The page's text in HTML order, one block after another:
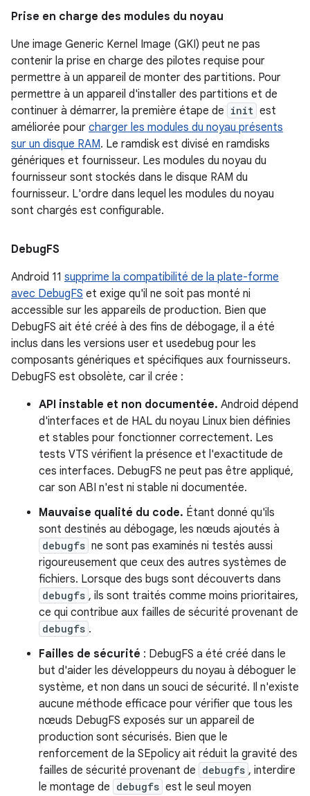
Prise en charge des modules du noyau
Une image Generic Kernel Image (GKI) peut ne pas
contenir la prise en charge des pilotes requise pour
permettre à un appareil de monter des partitions. Pour
permettre à un appareil d'installer des partitions et de
continuer à démarrer, la première étape de init est
améliorée pour charger les modules du noyau présents
sur un disque RAM. Le ramdisk est divisé en ramdisks
génériques et fournisseur. Les modules du noyau du
fournisseur sont stockés dans le disque RAM du
fournisseur. L'ordre dans lequel les modules du noyau
sont chargés est configurable.
DebugFS
Android 11 supprime la compatibilité de la plate-forme
avec DebugFS et exige qu'il ne soit pas monté ni
accessible sur les appareils de production. Bien que
DebugFS ait été créé à des fins de débogage, il a été
inclus dans les versions user et usedebug pour les
composants génériques et spécifiques aux fournisseurs.
DebugFS est obsolète, car il crée :
API instable et non documentée. Android dépend
d'interfaces et de HAL du noyau Linux bien définies
et stables pour fonctionner correctement. Les
tests VTS vérifient la présence et l'exactitude de
ces interfaces. DebugFS ne peut pas être appliqué,
car son ABI n'est ni stable ni documentée.
Mauvaise qualité du code. Étant donné qu'ils
sont destinés au débogage, les nœuds ajoutés à
debugfs ne sont pas examinés ni testés aussi
rigoureusement que ceux des autres systèmes de
fichiers. Lorsque des bugs sont découverts dans
debugfs , ils sont traités comme moins prioritaires,
ce qui contribue aux failles de sécurité provenant de
debugfs .
Failles de sécurité : DebugFS a été créé dans le
but d'aider les développeurs du noyau à déboguer le
système, et non dans un souci de sécurité. Il n'existe
aucune méthode efficace pour vérifier que tous les
nœuds DebugFS exposés sur un appareil de
production sont sécurisés. Bien que le
renforcement de la SEpolicy ait réduit la gravité des
failles de sécurité provenant de debugfs , interdire
le montage de debugfs est le seul moyen